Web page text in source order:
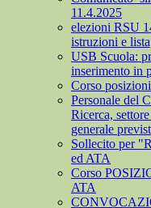
11.4.2025
elezioni RSU
istruzioni e lista
USB Scuola:
inserimento in
Corso
Personale del
Ricerca,
generale
Sollecito per
ed ATA
Corso
ATA